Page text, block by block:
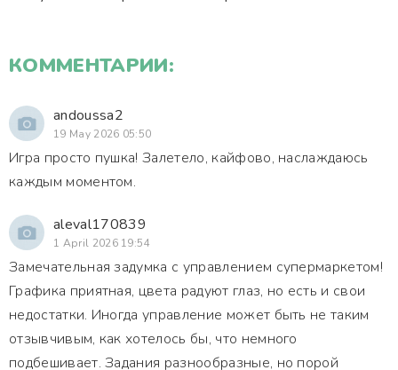
КОММЕНТАРИИ:
andoussa2
19 May 2026 05:50
Игра просто пушка! Залетело, кайфово, наслаждаюсь
каждым моментом.
aleval170839
1 April 2026 19:54
Замечательная задумка с управлением супермаркетом!
Графика приятная, цвета радуют глаз, но есть и свои
недостатки. Иногда управление может быть не таким
отзывчивым, как хотелось бы, что немного
подбешивает. Задания разнообразные, но порой